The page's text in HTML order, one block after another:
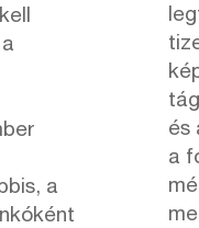
a
és
a